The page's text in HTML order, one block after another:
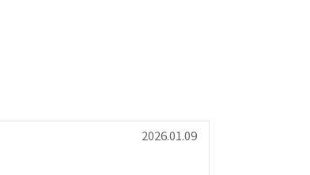
2026.01.09